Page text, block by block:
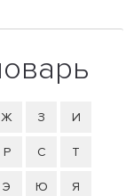
Ж З И
Р С Т
Э Ю Я